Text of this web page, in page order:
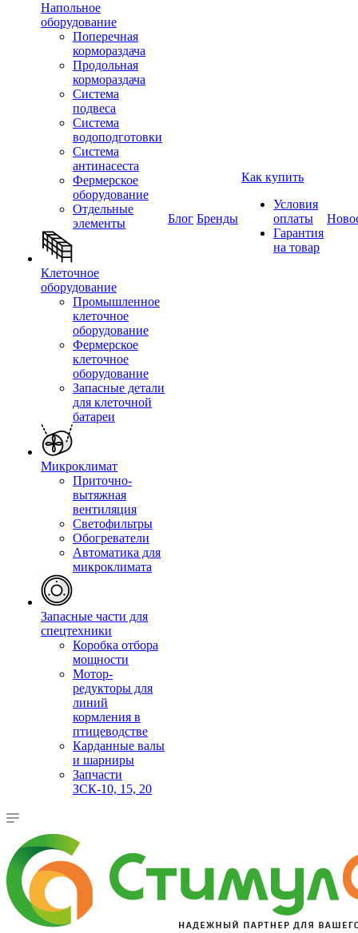
Напольное
оборудование
Поперечная
кормораздача
Продольная
кормораздача
Система
подвеса
Система
водоподготовки
Система
антинасеста
Фермерское
оборудование
Отдельные
элементы
Клеточное
оборудование
Промышленное
клеточное
оборудование
Фермерское
клеточное
оборудование
Запасные детали
для клеточной
батареи
Микроклимат
Приточно-
вытяжная
вентиляция
Светофильтры
Обогреватели
Автоматика для
микроклимата
Запасные части для
спецтехники
Коробка отбора
мощности
Мотор-
редукторы для
линий
кормления в
птицеводстве
Карданные валы
и шарниры
Запчасти
ЗСК-10, 15, 20
Блог Бренды
Как купить
Условия
оплаты
Гарантия
на товар